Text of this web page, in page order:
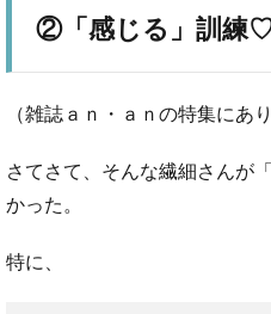
②「感じる」訓練
（雑誌ａｎ・ａｎの特集にあ
さてさて、そんな繊細さんが
かった。
特に、